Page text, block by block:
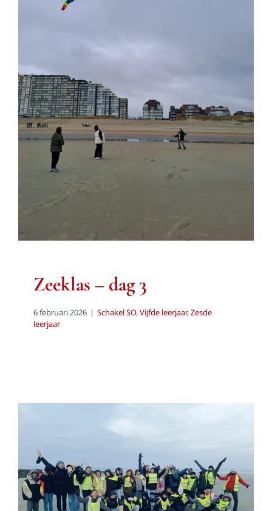
Zeeklas – dag 3
Schakel SO Vijfde leerjaar Zesde leerjaar
Zeeklas – dag 3
6 februari 2026 | Schakel SO,Vijfde leerjaar,Zesde
leerjaar
Zeeklas – dag 2